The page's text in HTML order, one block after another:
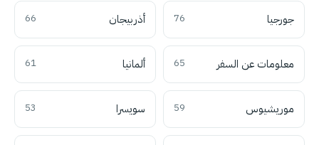
جورجيا 76 أذربيجان 66
معلومات عن السفر 65 ألمانيا 61
موريشيوس 59 سويسرا 53